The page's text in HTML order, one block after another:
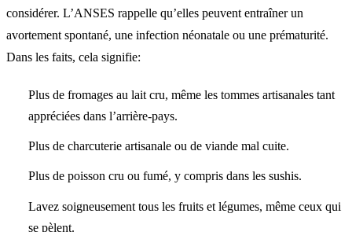
considérer. L’ANSES rappelle qu’elles peuvent entraîner un
avortement spontané, une infection néonatale ou une prématurité.
Dans les faits, cela signifie:
Plus de fromages au lait cru, même les tommes artisanales tant
appréciées dans l’arrière-pays.
Plus de charcuterie artisanale ou de viande mal cuite.
Plus de poisson cru ou fumé, y compris dans les sushis.
Lavez soigneusement tous les fruits et légumes, même ceux qui
se pèlent.